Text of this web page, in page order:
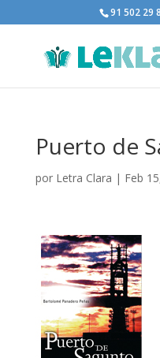
91 502 29
Puerto de
por Letra Clara | Feb